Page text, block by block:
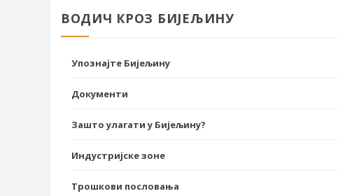
ВОДИЧ КРОЗ БИЈЕЉИНУ
Упознајте Бијељину
Документи
Зашто улагати у Бијељину?
Индустријске зоне
Трошкови пословања